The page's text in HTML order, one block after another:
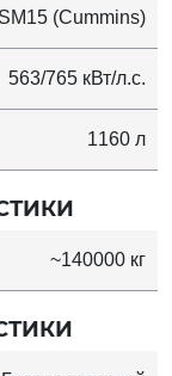
(Cummins)
563/765 кВт/л.с.
1160 л
~140000 кг